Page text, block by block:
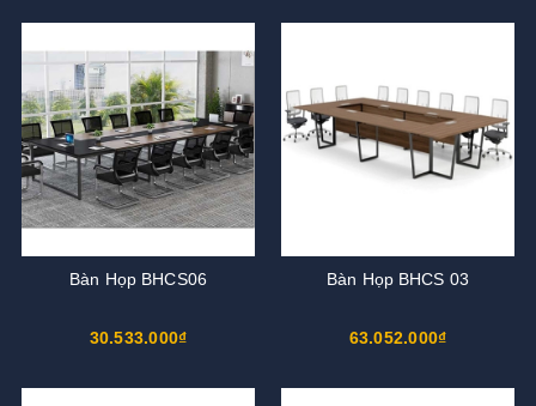
Bàn Họp BHCS06
30.533.000₫
Bàn Họp BHCS 03
63.052.000₫